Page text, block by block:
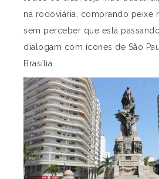
na rodoviária, comprando peixe
sem perceber que está
dialogam com ícones de São
Brasília.